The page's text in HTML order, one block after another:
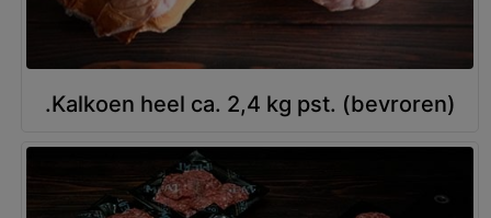
.Kalkoen heel ca. 2,4 kg pst. (bevroren)